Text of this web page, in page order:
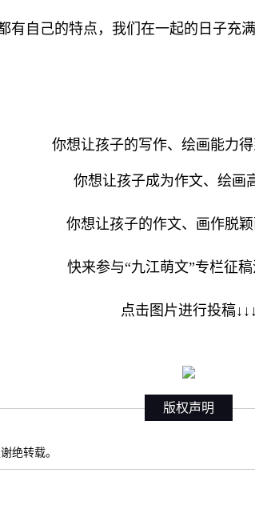
有自己的特点，我们在一起的日子充
你想让孩子的写作、绘画能力得
你想让孩子成为作文、绘画
你想让孩子的作文、画作脱颖
快来参与“九江萌文”专栏征稿
点击图片进行投稿↓↓↓
版权声明
绝转载。